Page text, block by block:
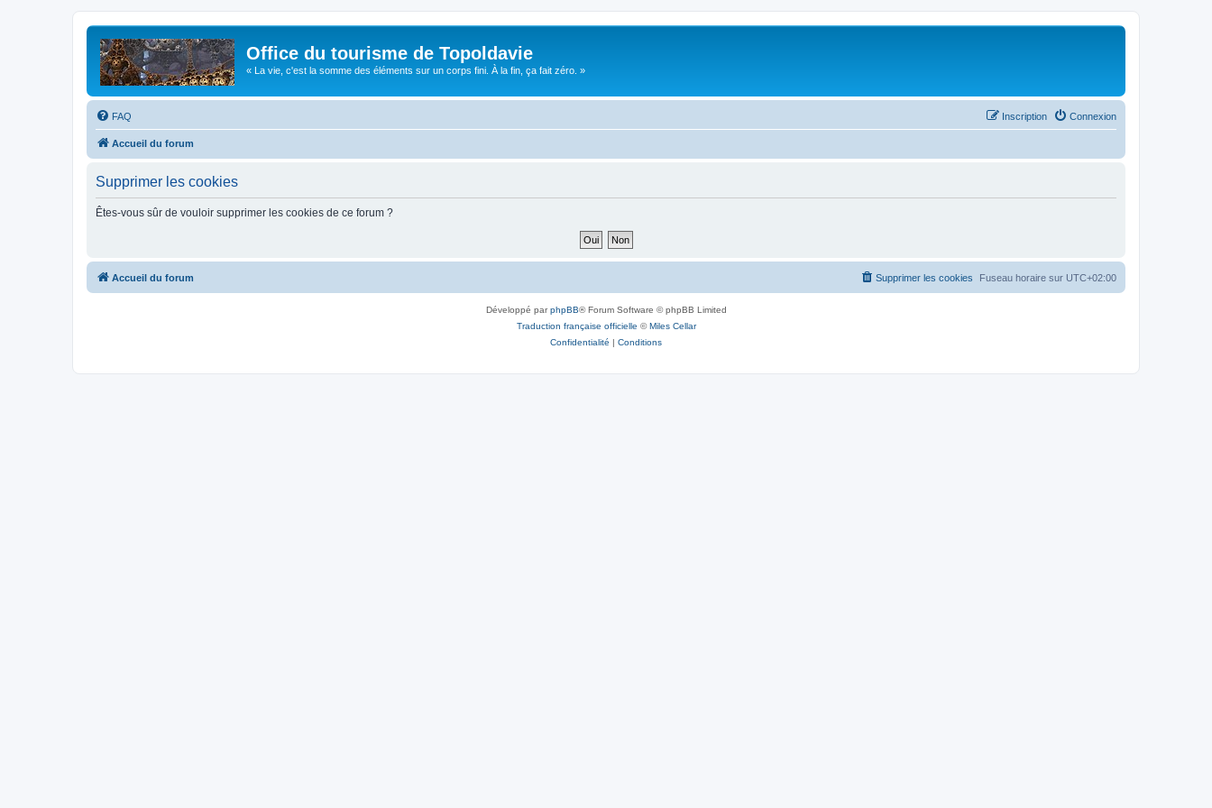
Office du tourisme de Topoldavie
« La vie, c'est la somme des éléments sur un corps fini. À la fin, ça fait zéro. »
FAQ Connexion
Inscription
Accueil du forum
Supprimer les cookies
Êtes-vous sûr de vouloir supprimer les cookies de ce forum ?
Accueil du forum Fuseau horaire sur UTC+02:00
Supprimer les cookies
Développé parphpBB® Forum Software © phpBB Limited
Traduction française officielle ©Miles Cellar
Confidentialité | Conditions